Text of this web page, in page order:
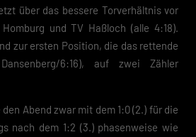
über das bessere Torverhältnis vor
und TV Haßloch (alle 4:18).
zur ersten Position, die das rettende
6:16), auf zwei Zähler
Abend zwar mit dem 1:0 (2.) für die
nach dem 1:2 (3.) phasenweise wie